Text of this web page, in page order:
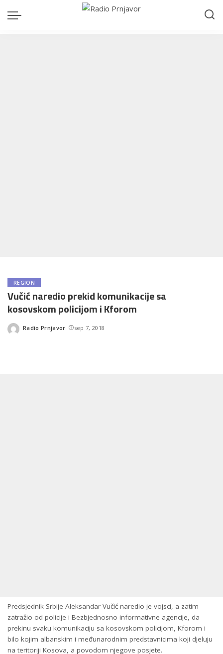
REGION
Vučić naredio prekid komunikacije sa
kosovskom policijom i Kforom
Posted
Radio Prnjavor sep 7, 2018
Predsjednik Srbije Aleksandar Vučić naredio je vojsci, a zatim
zatražio od policije i Bezbjednosno informativne agencije, da
prekinu svaku komunikaciju sa kosovskom policijom, Kforom i
bilo kojim albanskim i međunarodnim predstavnicima koji djeluju
na teritoriji Kosova, a povodom njegove posjete.